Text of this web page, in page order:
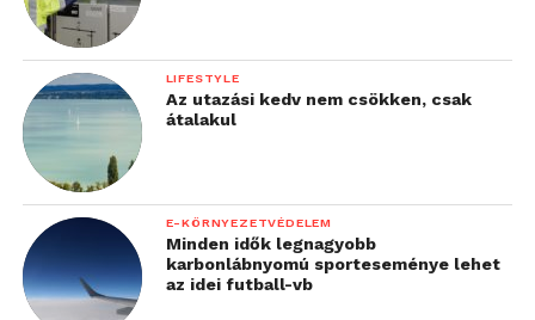
LIFESTYLE
Az utazási kedv nem csökken, csak
átalakul
E-KÖRNYEZETVÉDELEM
Minden idők legnagyobb
karbonlábnyomú sporteseménye lehet
az idei futball-vb